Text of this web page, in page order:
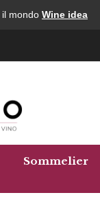
mondo Wine idea
Sommelier